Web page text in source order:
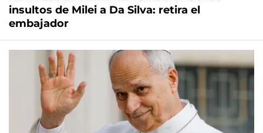
insultos de Milei a Da Silva: retira el
embajador